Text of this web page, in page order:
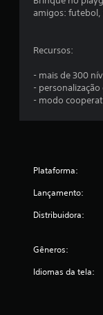
amigos:
Recursos:
- mais de 300
-
- modo
Plataforma:
Lançamento:
Distribuidora:
Gêneros:
Idiomas da tela: